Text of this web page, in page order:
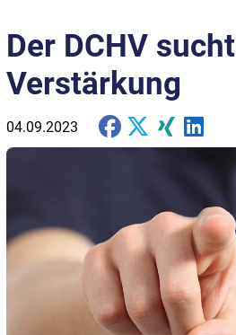
Der DCHV sucht
Verstärkung
04.09.2023